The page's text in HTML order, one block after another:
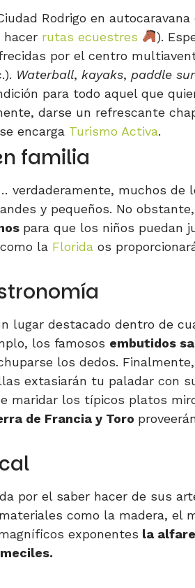
Rodrigo en autocaravana
hacer rutas ecuestres
).
por el centro
Waterball, kayaks, paddle
para todo aquel que
darse un refrescante
encarga Turismo Activa.
familia
verdaderamente, muchos de
y pequeños. No
para que los niños puedan
como la Florida os
lugar destacado dentro de
los famosos embutidos
los dedos.
extasiarán tu paladar con
maridar los típicos platos
de Francia y Toro
por el saber hacer de sus
como la madera, el
exponentes la